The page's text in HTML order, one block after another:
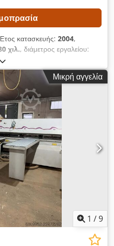
κατασκευής: 2004,
χιλ., διάμετρος εργαλείου:
Μέγιστη προεξοχή του
βραχιόνων συγκράτησης: 11
80 m/λεπτό Dkodpfszmtm
450 mm Ισχύς
Μέγιστη διάμετρος
2,2 kW Μέγιστη
ΕΞΟΠΛΙΣΜΟΣ
Εκτυπωτής
μηχάνημα πωλείται και
νομική του κατάσταση
με βάση φωτογραφική
έγγραφα με περιγραφικό
δικαίωμα να επιθεωρήσει το
αναλαμβάνει την ευθύνη
και τη χρήση του
Εξωτερική αναφορά: 6645
Μικρή αγγελία
1 /9